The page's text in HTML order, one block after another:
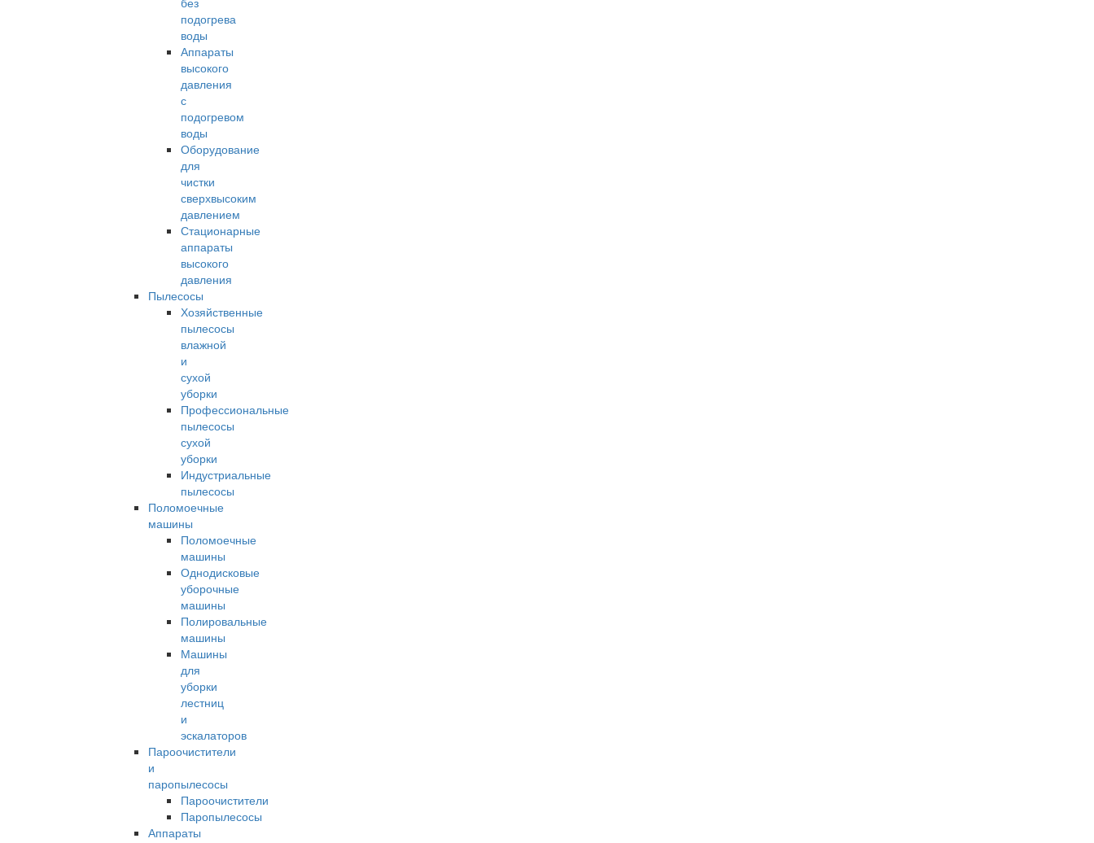
подогрева
воды
Аппараты
высокого
давления
с
подогревом
воды
Оборудование
для
чистки
сверхвысоким
давлением
Стационарные
аппараты
высокого
давления
Пылесосы
Хозяйственные
пылесосы
влажной
и
сухой
уборки
Профессиональные
пылесосы
сухой
уборки
Индустриальные
пылесосы
Поломоечные
машины
Поломоечные
машины
Однодисковые
уборочные
машины
Полировальные
машины
Машины
для
уборки
лестниц
и
эскалаторов
Пароочистители
и
паропылесосы
Пароочистители
Паропылесосы
Аппараты